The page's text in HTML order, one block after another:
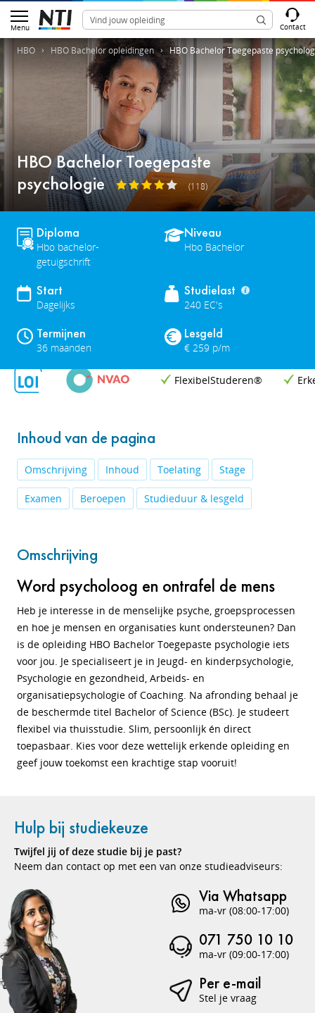
Menu Contact
HBO HBO Bachelor opleidingen HBO Bachelor Toegepaste
HBO Bachelor Toegepaste
psychologie
(118)
Diploma
Hbo bachelor-
getuigschrift
Niveau
Hbo Bachelor
Start
Dagelijks
Studielast
240 EC's
Termijnen
36 maanden
Lesgeld
€ 259 p/m
FlexibelStuderen®
Inhoud van de pagina
Omschrijving Inhoud Toelating Stage
Examen Beroepen Studieduur & lesgeld
Omschrijving
Word psycholoog en ontrafel de mens
Heb je interesse in de menselijke psyche, groepsprocessen
en hoe je mensen en organisaties kunt ondersteunen? Dan
is de opleiding HBO Bachelor Toegepaste psychologie iets
voor jou. Je specialiseert je in Jeugd- en kinderpsychologie,
Psychologie en gezondheid, Arbeids- en
organisatiepsychologie of Coaching. Na afronding behaal je
de beschermde titel Bachelor of Science (BSc). Je studeert
flexibel via thuisstudie. Slim, persoonlijk én direct
toepasbaar. Kies voor deze wettelijk erkende opleiding en
geef jouw toekomst een krachtige stap vooruit!
Hulp bij studiekeuze
Twijfel jij of deze studie bij je past?
Neem dan contact op met een van onze studieadviseurs:
Via Whatsapp
ma-vr (08:00-17:00)
071 750 10 10
ma-vr (09:00-17:00)
Per e-mail
Stel je vraag